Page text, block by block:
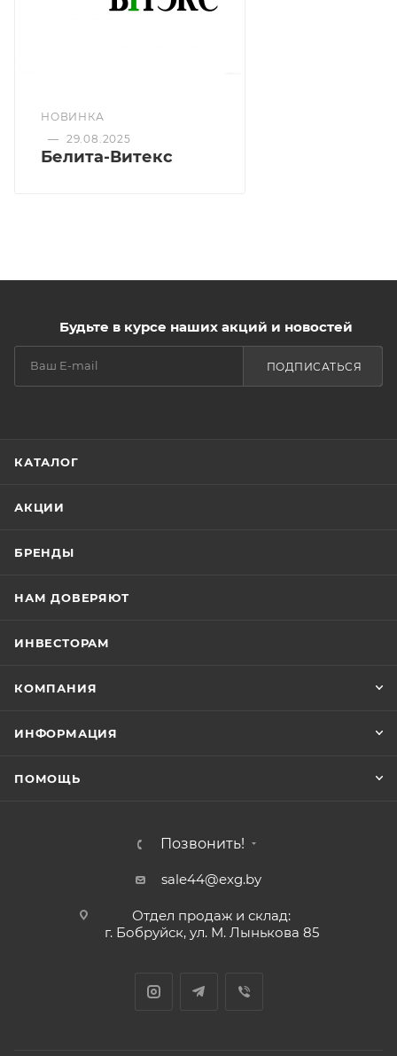
НОВИНКА
— 29.08.2025
Белита-Витекс
Будьте в курсе наших акций и новостей
ПОДПИСАТЬСЯ
КАТАЛОГ
АКЦИИ
БРЕНДЫ
НАМ ДОВЕРЯЮТ
ИНВЕСТОРАМ
КОМПАНИЯ
ИНФОРМАЦИЯ
ПОМОЩЬ
Позвонить!
sale44@exg.by
Отдел продаж и склад:
г. Бобруйск, ул. М. Лынькова 85